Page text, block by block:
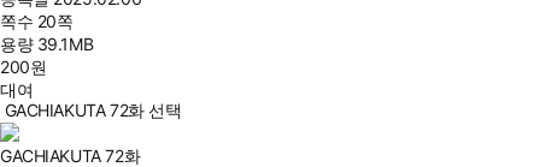
쪽수 20쪽
용량 39.1MB
200원
대여
GACHIAKUTA 72화 선택
GACHIAKUTA 72화